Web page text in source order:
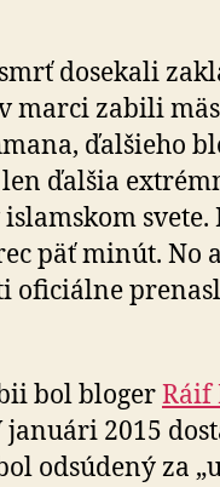
dosekali
marci zabili
ďalšieho
ďalšia
päť minút. No
oficiálne
bol blogerRáif
januári 2015
odsúdený za